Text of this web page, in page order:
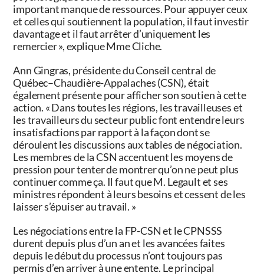
important manque de ressources. Pour appuyer ceux
et celles qui soutiennent la population, il faut investir
davantage et il faut arrêter d’uniquement les
remercier », explique Mme Cliche.
Ann Gingras, présidente du Conseil central de
Québec–Chaudière-Appalaches (CSN), était
également présente pour afficher son soutien à cette
action. « Dans toutes les régions, les travailleuses et
les travailleurs du secteur public font entendre leurs
insatisfactions par rapport à la façon dont se
déroulent les discussions aux tables de négociation.
Les membres de la CSN accentuent les moyens de
pression pour tenter de montrer qu’on ne peut plus
continuer comme ça. Il faut que M. Legault et ses
ministres répondent à leurs besoins et cessent de les
laisser s’épuiser au travail. »
Les négociations entre la FP-CSN et le CPNSSS
durent depuis plus d’un an et les avancées faites
depuis le début du processus n’ont toujours pas
permis d’en arriver à une entente. Le principal